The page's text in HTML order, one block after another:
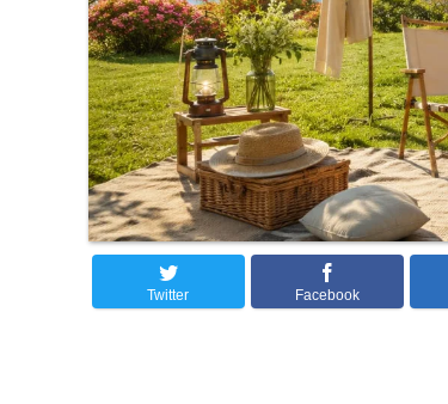
Twitter Facebook